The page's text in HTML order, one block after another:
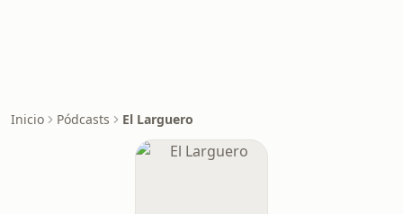
Inicio Pódcasts El Larguero